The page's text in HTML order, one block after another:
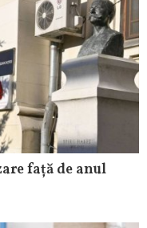
față de anul